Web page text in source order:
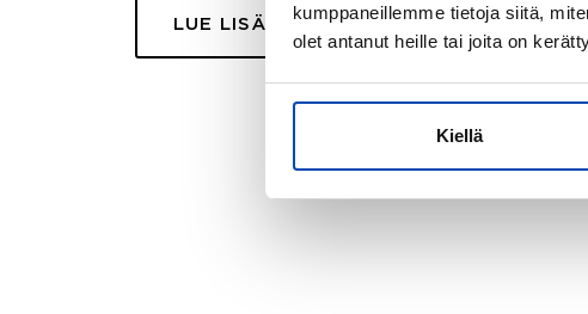
kumppaneillemme tietoja siitä,
olet antanut heille tai joita on
Kiellä
LUE LISÄÄ